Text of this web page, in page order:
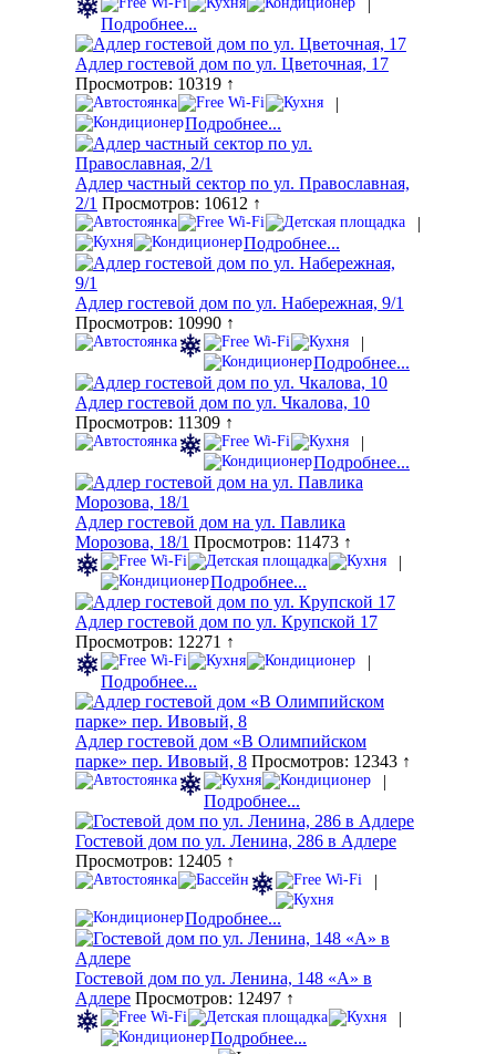
Подробнее...
Адлер гостевой дом по ул. Цветочная, 17
Просмотров: 10319 ↑
|
Подробнее...
Адлер частный сектор по ул. Православная,
2/1 Просмотров: 10612 ↑
|
Подробнее...
Адлер гостевой дом по ул. Набережная, 9/1
Просмотров: 10990 ↑
|
Подробнее...
Адлер гостевой дом по ул. Чкалова, 10
Просмотров: 11309 ↑
|
Подробнее...
Адлер гостевой дом на ул. Павлика
Морозова, 18/1 Просмотров: 11473 ↑
|
Подробнее...
Адлер гостевой дом по ул. Крупской 17
Просмотров: 12271 ↑
|
Подробнее...
Адлер гостевой дом «В Олимпийском
парке» пер. Ивовый, 8 Просмотров: 12343 ↑
|
Подробнее...
Гостевой дом по ул. Ленина, 286 в Адлере
Просмотров: 12405 ↑
|
Подробнее...
Гостевой дом по ул. Ленина, 148 «А» в
Адлере Просмотров: 12497 ↑
|
Подробнее...